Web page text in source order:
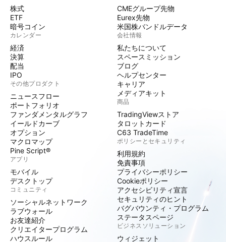
株式
ETF
暗号コイン
カレンダー
経済
決算
配当
IPO
その他プロダクト
ニュースフロー
ポートフォリオ
ファンダメンタルグラフ
イールドカーブ
オプション
マクロマップ
Pine Script®
アプリ
モバイル
デスクトップ
コミュニティ
ソーシャルネットワーク
ラブウォール
お友達紹介
クリエイタープログラム
ハウスルール
CMEグループ先物
Eurex先物
米国株バンドルデータ
会社情報
私たちについて
スペースミッション
ブログ
ヘルプセンター
キャリア
メディアキット
商品
TradingViewストア
タロットカード
C63 TradeTime
ポリシーとセキュリティ
利用規約
免責事項
プライバシーポリシー
Cookieポリシー
アクセシビリティ宣言
セキュリティのヒント
バグバウンティ・プログラム
ステータスページ
ビジネスソリューション
ウィジェット